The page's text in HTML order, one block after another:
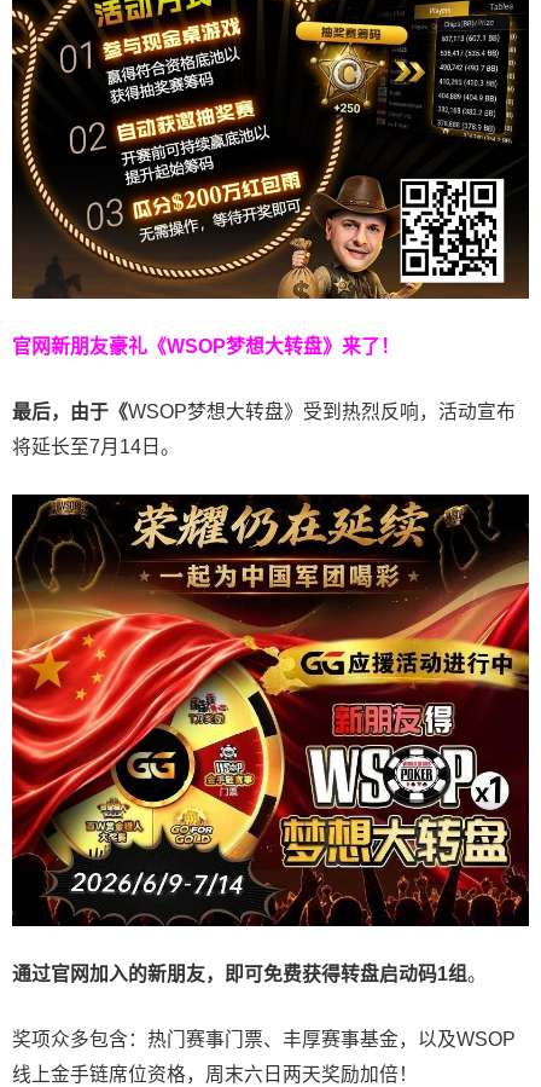
官网新朋友豪礼 《WSOP梦想大转盘》来了！
最后，由于《WSOP梦想大转盘》受到热烈反响，活动宣布
将延长至7月14日。
通过官网加入的新朋友，即可免费获得转盘启动码1组。
奖项众多包含：热门赛事门票、丰厚赛事基金，以及WSOP
线上金手链席位资格， 周末六日两天奖励加倍！